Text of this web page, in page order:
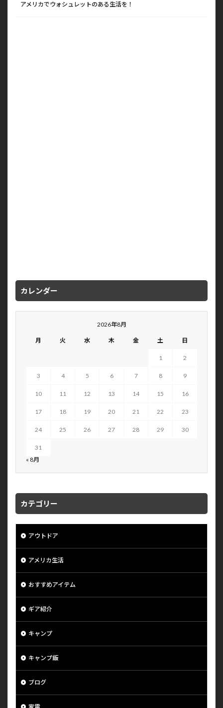
アメリカでウォシュレットのある生活を！
カレンダー
2026年8月
月 火 水 木 金 土 日
1 2
3 4 5 6 7 8 9
10 11 12 13 14 15 16
17 18 19 20 21 22 23
24 25 26 27 28 29 30
31
« 8月
カテゴリー
アウトドア
アメリカ生活
おすすめアイテム
ギア紹介
キャンプ
キャンプ飯
ブログ